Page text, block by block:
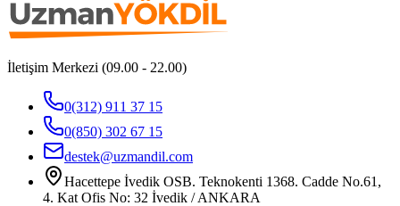
İletişim Merkezi (09.00 - 22.00)
0(312) 911 37 15
0(850) 302 67 15
destek@uzmandil.com
Hacettepe İvedik OSB. Teknokenti 1368. Cadde No.61,
4. Kat Ofis No: 32 İvedik / ANKARA